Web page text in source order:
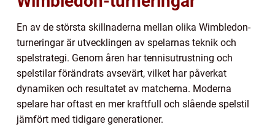
En av de största skillnaderna mellan olika Wimbledon-
turneringar är utvecklingen av spelarnas teknik och
spelstrategi. Genom åren har tennisutrustning och
spelstilar förändrats avsevärt, vilket har påverkat
dynamiken och resultatet av matcherna. Moderna
spelare har oftast en mer kraftfull och slående spelstil
jämfört med tidigare generationer.